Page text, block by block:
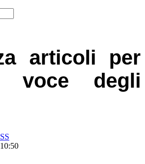
articoli per
voce degli